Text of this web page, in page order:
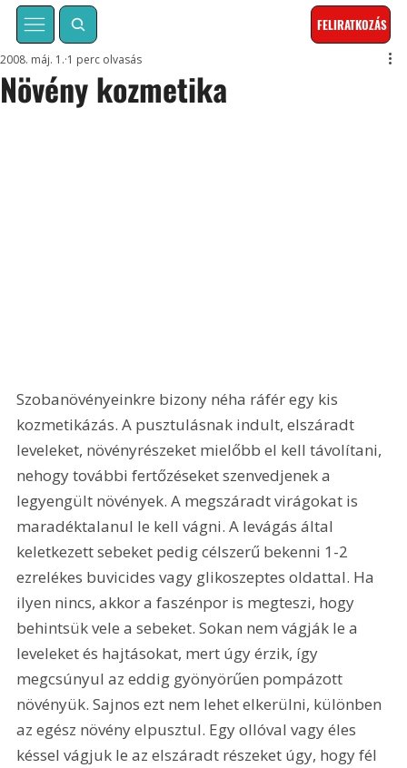
FELIRATKOZÁS
Növény kozmetika
2008. máj. 1. 1 perc olvasás
Szobanövényeinkre bizony néha ráfér egy kis
kozmetikázás. A pusztulásnak indult, elszáradt
leveleket, növényrészeket mielőbb el kell távolítani,
nehogy további fertőzéseket szenvedjenek a
legyengült növények. A megszáradt virágokat is
maradéktalanul le kell vágni. A levágás által
keletkezett sebeket pedig célszerű bekenni 1-2
ezrelékes buvicides vagy glikoszeptes oldattal. Ha
ilyen nincs, akkor a faszénpor is megteszi, hogy
behintsük vele a sebeket. Sokan nem vágják le a
leveleket és hajtásokat, mert úgy érzik, így
megcsúnyul az eddig gyönyörűen pompázott
növényük. Sajnos ezt nem lehet elkerülni, különben
az egész növény elpusztul. Egy ollóval vagy éles
késsel vágjuk le az elszáradt részeket úgy, hogy fél